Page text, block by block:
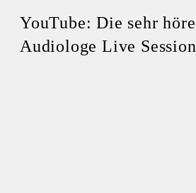
YouTube: Die sehr
Audiologe Live Session